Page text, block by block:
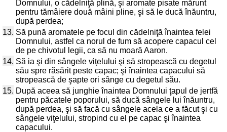
Domnului, o cădelniţă plină, şi aromate pisate mărunt
pentru tămâiere două mâini pline, şi să le ducă înăuntru,
după perdea;
13. Să pună aromatele pe focul din cădelniţă înaintea felei
Domnului, astfel ca norul de fum să acopere capacul cel
de pe chivotul legii, ca să nu moară Aaron.
14. Să ia şi din sângele viţelului şi să stropească cu degetul
său spre răsărit peste capac; şi înaintea capacului să
stropească de şapte ori sânge cu degetul său.
15. După aceea să junghie înaintea Domnului ţapul de jertfă
pentru păcatele poporului, să ducă sângele lui înăuntru,
după perdea, şi să facă cu sângele acela ce a făcut şi cu
sângele viţelului, stropind cu el pe capac şi înaintea
capacului.